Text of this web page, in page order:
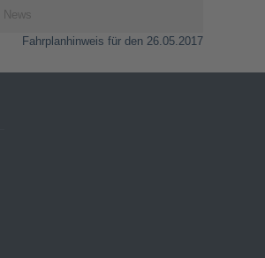
News
Fahrplanhinweis für den 26.05.2017